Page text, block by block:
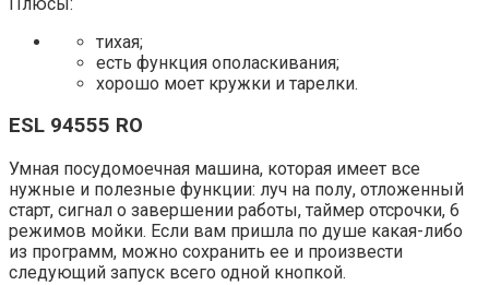
тихая;
есть функция ополаскивания;
хорошо моет кружки и тарелки.
ESL 94555 RO
Умная посудомоечная машина, которая имеет все
нужные и полезные функции: луч на полу, отложенный
старт, сигнал о завершении работы, таймер отсрочки, 6
режимов мойки. Если вам пришла по душе какая-либо
из программ, можно сохранить ее и произвести
следующий запуск всего одной кнопкой.